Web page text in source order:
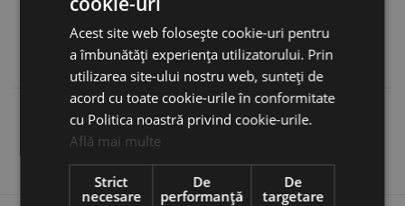
umbrarul este perfect pentru camping, off-road sau
expediții în natură.
Recenzii (2)
Acest site web folosește cookie-uri pentru
a îmbunătăți experiența utilizatorului. Prin
utilizarea site-ului nostru web, sunteți de
acord cu toate cookie-urile în conformitate
cu Politica noastră privind cookie-urile.
Află mai multe
Strict
necesare
De
performanță
De
targetare